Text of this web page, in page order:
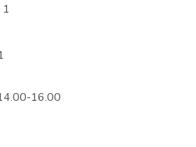
16.00